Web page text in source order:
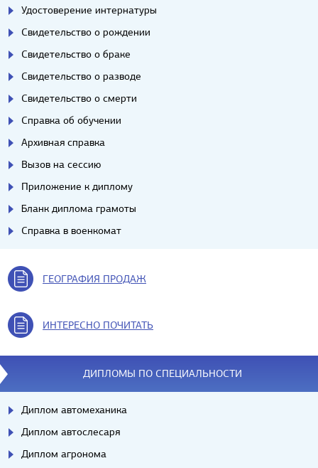
Удостоверение интернатуры
Свидетельство о рождении
Свидетельство о браке
Свидетельство о разводе
Свидетельство о смерти
Справка об обучении
Архивная справка
Вызов на сессию
Приложение к диплому
Бланк диплома грамоты
Справка в военкомат
ГЕОГРАФИЯ ПРОДАЖ
ИНТЕРЕСНО ПОЧИТАТЬ
ДИПЛОМЫ ПО СПЕЦИАЛЬНОСТИ
Диплом автомеханика
Диплом автослесаря
Диплом агронома